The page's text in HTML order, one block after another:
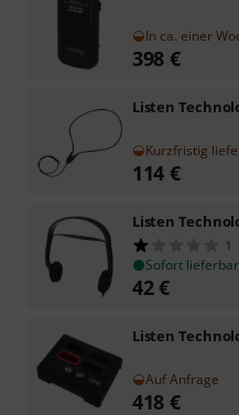
In ca. einer
398 €
Listen
Kurzfristig
114 €
Listen
1
Sofort lieferbar
42€
Listen
Auf Anfrage
418 €